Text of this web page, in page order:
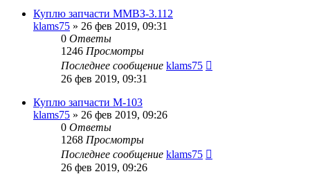
Куплю запчасти ММВЗ-3.112
klams75 » 26 фев 2019, 09:31
0 Ответы
1246 Просмотры
Последнее сообщение klams75
26 фев 2019, 09:31
Куплю запчасти М-103
klams75 » 26 фев 2019, 09:26
0 Ответы
1268 Просмотры
Последнее сообщение klams75
26 фев 2019, 09:26